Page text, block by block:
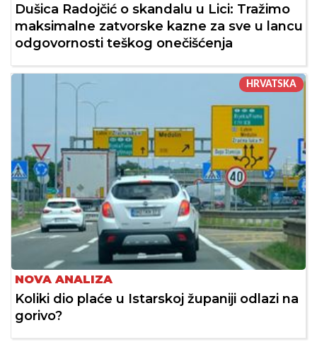
Dušica Radojčić o skandalu u Lici: Tražimo
maksimalne zatvorske kazne za sve u lancu
odgovornosti teškog onečišćenja
HRVATSKA
NOVA ANALIZA
Koliki dio plaće u Istarskoj županiji odlazi na
gorivo?